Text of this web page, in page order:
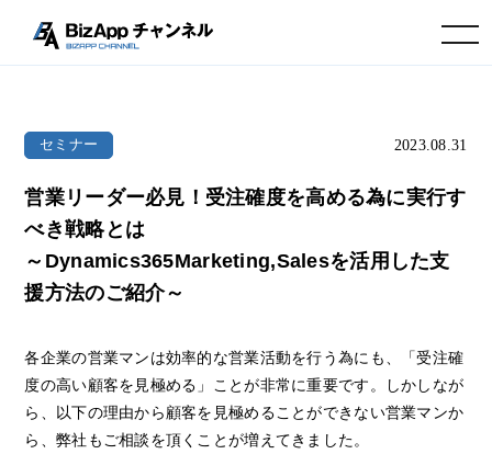
toggle navigation
セミナー 2023.08.31
営業リーダー必見！受注確度を高める為に実行す
べき戦略とは
～Dynamics365Marketing,Salesを活用した支
援方法のご紹介～
各企業の営業マンは効率的な営業活動を行う為にも、「受注確
度の高い顧客を見極める」ことが非常に重要です。しかしなが
ら、以下の理由から顧客を見極めることができない営業マンか
ら、弊社もご相談を頂くことが増えてきました。